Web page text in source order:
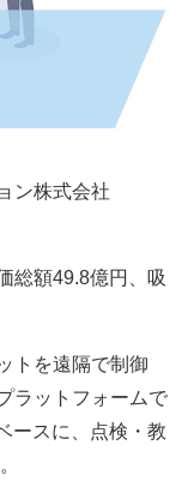
ン株式会社
総額49.8億円、吸
トを遠隔で制御
ラットフォームで
ースに、点検・教